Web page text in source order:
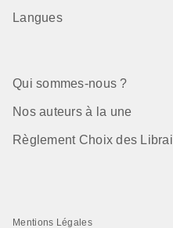
Langues
Qui sommes-nous ?
Nos auteurs à la une
Règlement Choix des
Mentions Légales